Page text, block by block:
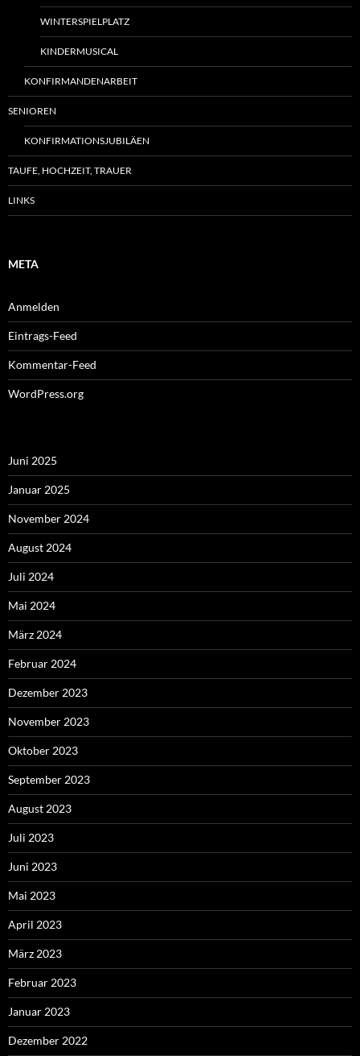
WINTERSPIELPLATZ
KINDERMUSICAL
KONFIRMANDENARBEIT
SENIOREN
KONFIRMATIONSJUBILÄEN
TAUFE, HOCHZEIT, TRAUER
LINKS
META
Anmelden
Eintrags-Feed
Kommentar-Feed
WordPress.org
Juni 2025
Januar 2025
November 2024
August 2024
Juli 2024
Mai 2024
März 2024
Februar 2024
Dezember 2023
November 2023
Oktober 2023
September 2023
August 2023
Juli 2023
Juni 2023
Mai 2023
April 2023
März 2023
Februar 2023
Januar 2023
Dezember 2022